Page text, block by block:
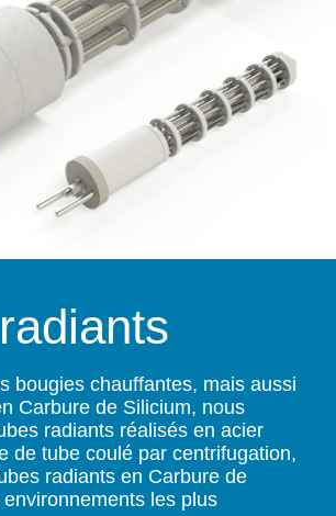
bougies chauffantes, mais aussi
Carbure de Silicium, nous
radiants réalisés en acier
de tube coulé par centrifugation,
radiants en Carbure de
les plus